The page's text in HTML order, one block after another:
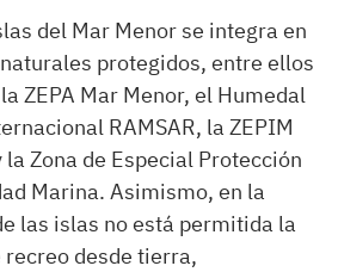
del Mar Menor se integra en
protegidos, entre ellos
ZEPA Mar Menor, el Humedal
RAMSAR, la ZEPIM
Zona de Especial Protección
Marina. Asimismo, en la
las islas no está permitida la
desde tierra,